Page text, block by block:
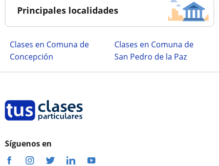
Principales localidades
Clases en Comuna de
Concepción
Clases en Comuna de
San Pedro de la Paz
Síguenos en